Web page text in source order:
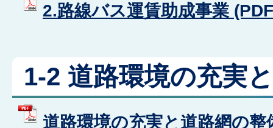
2.路線バス運賃助成事業
1-2 道路環境の充実
道路環境の充実と道路網の